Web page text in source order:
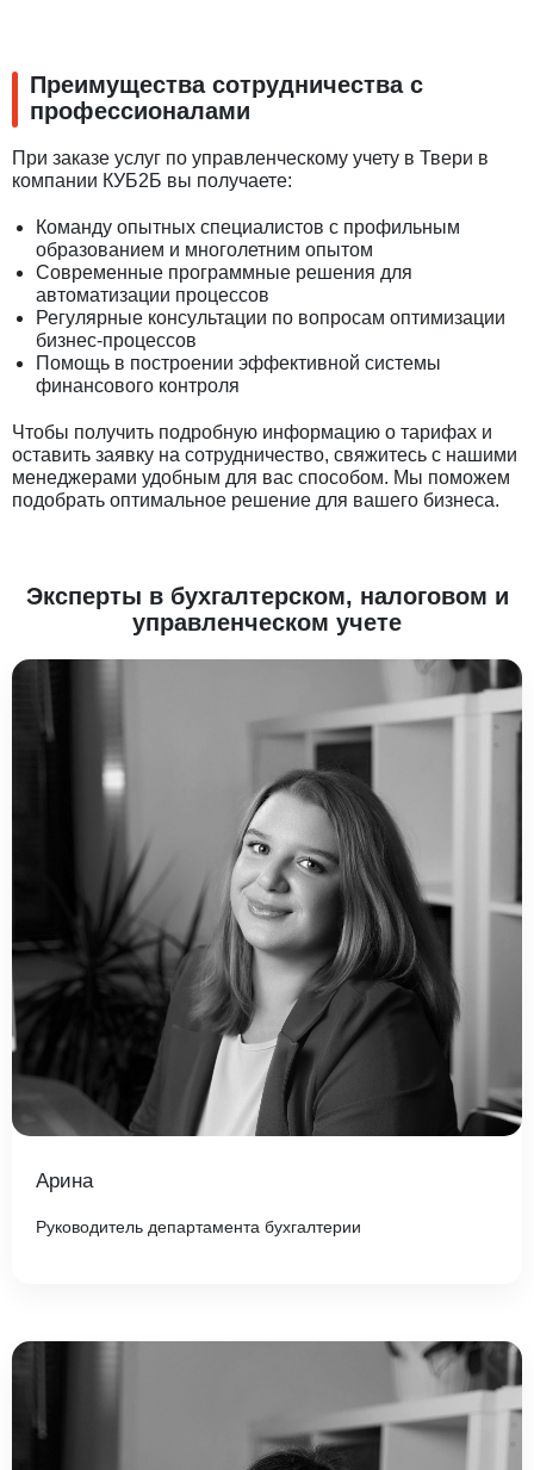
Преимущества сотрудничества с
профессионалами
При заказе услуг по управленческому учету в Твери в
компании КУБ2Б вы получаете:
Команду опытных специалистов с профильным
образованием и многолетним опытом
Современные программные решения для
автоматизации процессов
Регулярные консультации по вопросам оптимизации
бизнес-процессов
Помощь в построении эффективной системы
финансового контроля
Чтобы получить подробную информацию о тарифах и
оставить заявку на сотрудничество, свяжитесь с нашими
менеджерами удобным для вас способом. Мы поможем
подобрать оптимальное решение для вашего бизнеса.
Эксперты в бухгалтерском, налоговом и
управленческом учете
Арина
Руководитель департамента бухгалтерии